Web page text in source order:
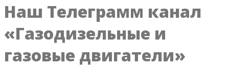
Наш Телеграмм канал
«Газодизельные и
газовые двигатели»